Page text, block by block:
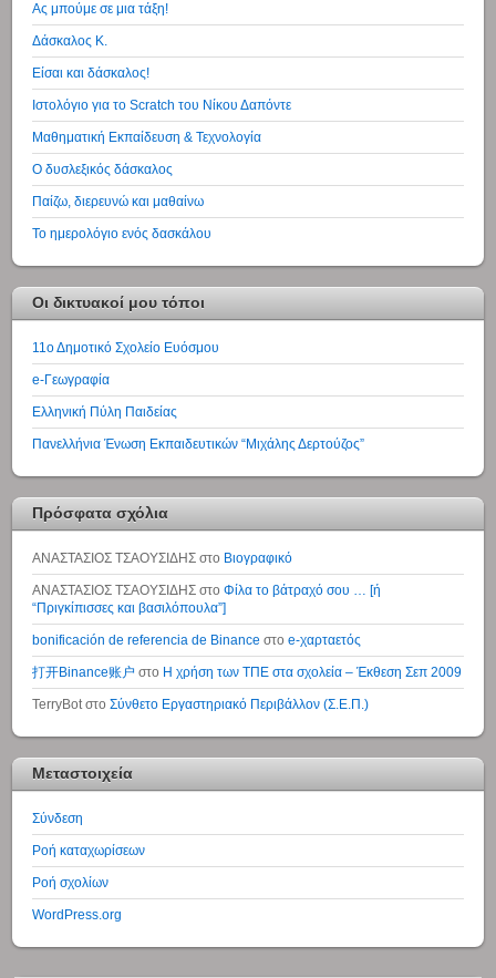
Ας μπούμε σε μια τάξη!
Δάσκαλος Κ.
Είσαι και δάσκαλος!
Ιστολόγιο για το Scratch του Νίκου Δαπόντε
Μαθηματική Εκπαίδευση & Τεχνολογία
Ο δυσλεξικός δάσκαλος
Παίζω, διερευνώ και μαθαίνω
Το ημερολόγιο ενός δασκάλου
Οι δικτυακοί μου τόποι
11ο Δημοτικό Σχολείο Ευόσμου
e-Γεωγραφία
Ελληνική Πύλη Παιδείας
Πανελλήνια Ένωση Εκπαιδευτικών “Μιχάλης Δερτούζος”
Πρόσφατα σχόλια
ΑΝΑΣΤΑΣΙΟΣ ΤΣΑΟΥΣΙΔΗΣ στο Βιογραφικό
ΑΝΑΣΤΑΣΙΟΣ ΤΣΑΟΥΣΙΔΗΣ στοΦίλα το βάτραχό σου … [ή
“Πριγκίπισσες και βασιλόπουλα”]
bonificación de referencia de Binance στοe-χαρταετός
打开Binance账户 στο Η χρήση των ΤΠΕ στα σχολεία – Έκθεση Σεπ 2009
TerryBot στοΣύνθετο Εργαστηριακό Περιβάλλον (Σ.Ε.Π.)
Μεταστοιχεία
Σύνδεση
Ροή καταχωρίσεων
Ροή σχολίων
WordPress.org